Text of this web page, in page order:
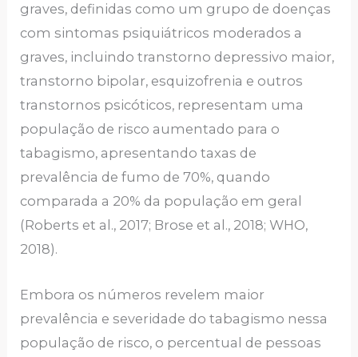
graves, definidas como um grupo de doenças
com sintomas psiquiátricos moderados a
graves, incluindo transtorno depressivo maior,
transtorno bipolar, esquizofrenia e outros
transtornos psicóticos, representam uma
população de risco aumentado para o
tabagismo, apresentando taxas de
prevalência de fumo de 70%, quando
comparada a 20% da população em geral
(Roberts et al., 2017; Brose et al., 2018; WHO,
2018).
Embora os números revelem maior
prevalência e severidade do tabagismo nessa
população de risco, o percentual de pessoas